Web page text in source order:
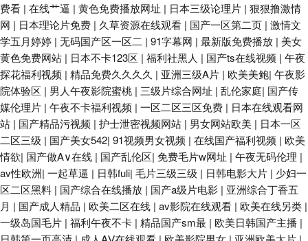
费看 | 在线艹逼 | 黄色免费播放网址 | 日本三级论理片 | 狠狠撸激情
网 | 日本理论片免费 | 久草资源在线观看 | 国产一区第二页 | 激情文
学五月婷婷 | 无码国产区一区二 | 91字幕网 | 最新版免费播放 | 美女
黄色免费网站 | 日本不卡123区 | 福利社黑人 | 国产ts在线视频 | 午夜
探花福利视频 | 精品免费久久久久 | 亚洲三级A片 | 欧美美鲍| 午夜影
院体验区 | 男人午夜影院蜜桃 | 三级片综合网址 | 乱伦家庭| 国产传
媒伦理片 | 午夜不卡福利视频 | 一区二区三区免费 | 日本在线观看网
站 | 国产精品污视频 | 护士泄密视频网站 | 男女网站欧美 | 日本一区
二区三级 | 国产美女542| 91视频男女视频 | 在线国产福利视频 | 欧美
情欲| 国产做A∨在线 | 国产乱伦区| 免费毛片w网址 | 午夜无码伦理 |
av性欧洲| 一起草逼 | 日韩fuli| 毛片三级三级 | 日韩电影大片 | 少妇一
区二区黑料 | 国产综合在线播放 | 国产a级片电影 | 亚洲综合丁香五
月 | 国产成人精品 | 欧美二区在线 | av影院在线观看 | 欧美在线另类 |
一级岛国毛片 | 福利午夜不卡 | 精品国产sm最 | 欧美日韩国产主播 |